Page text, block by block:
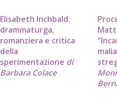
Elisabeth Inchbald:
drammaturga,
romanziera e critica
della
sperimentazione di
Barbara Colace